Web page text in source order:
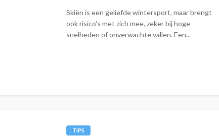
Skiën is een geliefde wintersport, maar brengt
ook risico's met zich mee, zeker bij hoge
snelheden of onverwachte vallen. Een...
TIPS